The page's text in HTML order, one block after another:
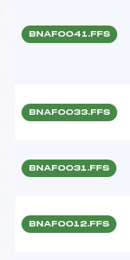
BNAF0041.FFS
BNAF0033.FFS
BNAF0031.FFS
BNAF0012.FFS